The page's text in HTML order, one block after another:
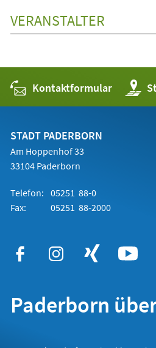
VERANSTALTER
Kontaktformular
in
einem
STADT PADERBORN
Am Hoppenhof 33
33104 Paderborn
Telefon: 05251 88-0
Fax:
05251 88-2000
Paderborn